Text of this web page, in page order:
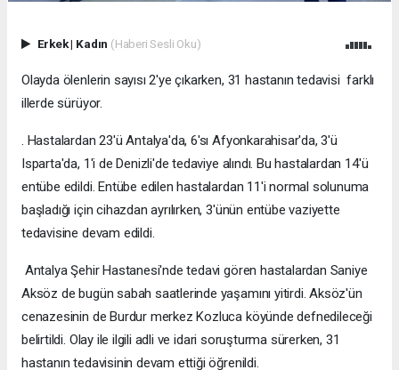
Erkek| Kadın (Haberi Sesli Oku)
Olayda ölenlerin sayısı 2'ye çıkarken, 31 hastanın tedavisi farklı
illerde sürüyor.
. Hastalardan 23'ü Antalya'da, 6'sı Afyonkarahisar'da, 3'ü
Isparta'da, 1'i de Denizli'de tedaviye alındı. Bu hastalardan 14'ü
entübe edildi. Entübe edilen hastalardan 11'i normal solunuma
başladığı için cihazdan ayrılırken, 3'ünün entübe vaziyette
tedavisine devam edildi.
Antalya Şehir Hastanesi'nde tedavi gören hastalardan Saniye
Aksöz de bugün sabah saatlerinde yaşamını yitirdi. Aksöz'ün
cenazesinin de Burdur merkez Kozluca köyünde defnedileceği
belirtildi. Olay ile ilgili adli ve idari soruşturma sürerken, 31
hastanın tedavisinin devam ettiği öğrenildi.